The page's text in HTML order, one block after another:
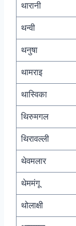
थारानी
थन्वी
थनुषा
थामराइ
थास्विका
थिरुमगल
थिरावल्ली
थेवमलार
थेममंगू
थोलाक्षी